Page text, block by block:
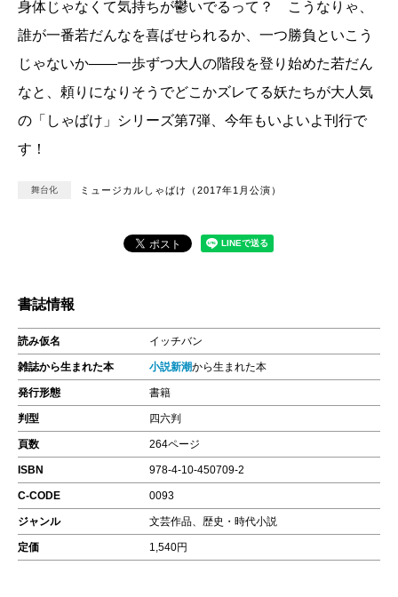
身体じゃなくて気持ちが鬱いでるって？ こうなりゃ、
誰が一番若だんなを喜ばせられるか、一つ勝負といこう
じゃないか――一歩ずつ大人の階段を登り始めた若だん
なと、頼りになりそうでどこかズレてる妖たちが大人気
の「しゃばけ」シリーズ第7弾、今年もいよいよ刊行で
す！
舞台化 ミュージカルしゃばけ（2017年1月公演）
書誌情報
読み仮名 イッチバン
雑誌から生まれた本 小説新潮から生まれた本
発行形態 書籍
判型 四六判
頁数 264ページ
ISBN 978-4-10-450709-2
C-CODE 0093
ジャンル 文芸作品、歴史・時代小説
定価 1,540円